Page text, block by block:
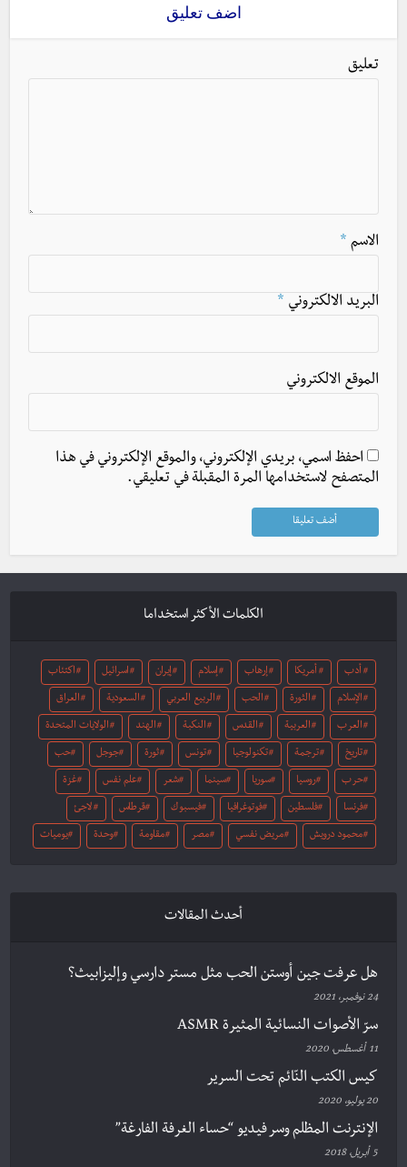
اضف تعليق
تعليق
الاسم *
البريد الالكتروني *
الموقع الالكتروني
احفظ اسمي، بريدي الإلكتروني، والموقع الإلكتروني في هذا
المتصفح لاستخدامها المرة المقبلة في تعليقي.
الكلمات الأكثر استخداما
أدب أمريكا إرهاب إسلام إيران اسرائيل اكتئاب
الإسلام الثورة الحب الربيع العربي السعودية العراق
العرب العربية القدس النكبة الهند الولايات المتحدة
تاريخ ترجمة تكنولوجيا تونس ثورة جوجل حب
حرب روسيا سوريا سينما شعر علم نفس غزة
فرنسا فلسطين فوتوغرافيا فيسبوك قرطاس لاجئ
محمود درويش مريض نفسي مصر مقاومة وحدة يوميات
أحدث المقالات
هل عرفت جين أوستن الحب مثل مستر دارسي وإليزابيث؟
24 نوفمبر، 2021
سرّ الأصوات النسائية المثيرة ASMR
11 أغسطس، 2020
كيس الكتب النّائم تحت السرير
20 يوليو، 2020
الإنترنت المظلم وسر فيديو “حساء الغرفة الفارغة”
5 أبريل، 2018